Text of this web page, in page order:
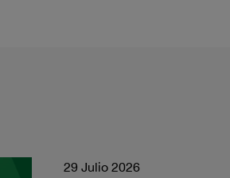
29 Julio 2026